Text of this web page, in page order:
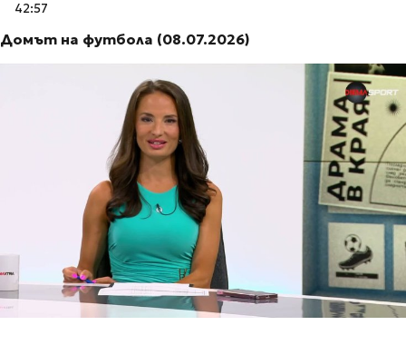
42:57
Домът на футбола (08.07.2026)